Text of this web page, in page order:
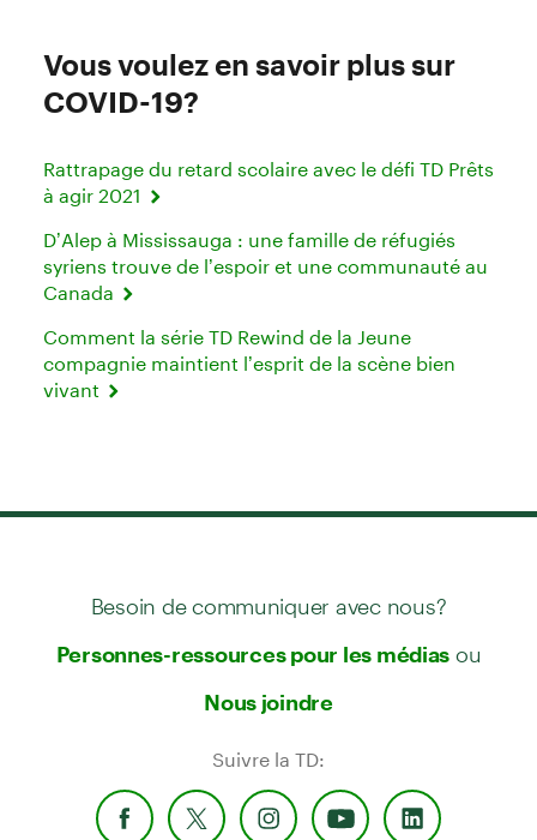
Vous voulez en savoir plus sur
COVID-19?
Rattrapage du retard scolaire avec le défi TD Prêts
à agir 2021
D’Alep à Mississauga : une famille de réfugiés
syriens trouve de l’espoir et une communauté au
Canada
Comment la série TD Rewind de la Jeune
compagnie maintient l’esprit de la scène bien
vivant
Besoin de communiquer avec nous?
Personnes-ressources pour les médias ou
Nous joindre
Suivre la TD: